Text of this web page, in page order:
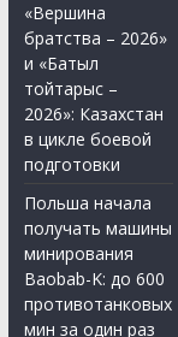
«Вершина
братства – 2026»
и «Батыл
тойтарыс –
2026»: Казахстан
в цикле боевой
подготовки
Польша начала
получать машины
минирования
Baobab-K: до 600
противотанковых
мин за один раз